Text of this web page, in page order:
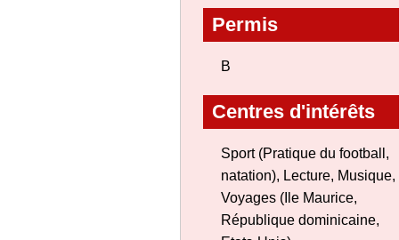
Permis
B
Centres d'intérêts
Sport (Pratique du football,
natation), Lecture, Musique,
Voyages (Ile Maurice,
République dominicaine,